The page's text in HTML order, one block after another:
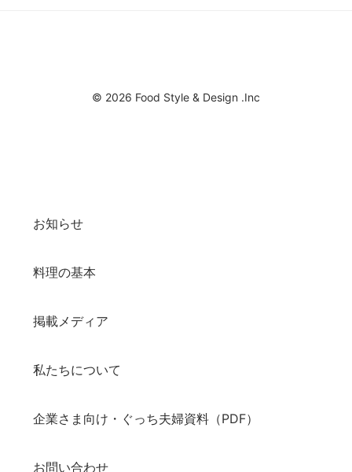
© 2026 Food Style & Design .Inc
お知らせ
料理の基本
掲載メディア
私たちについて
企業さま向け・ぐっち夫婦資料（PDF）
お問い合わせ